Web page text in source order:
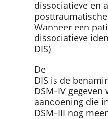
dissociatieve en
Wanneer een
dissociatieve
DIS)
De
DIS is de
DSM–IV
aandoening die in
DSM–III nog